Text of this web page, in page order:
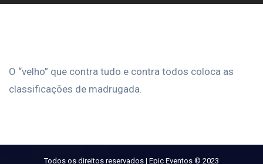
O “velho” que contra tudo e contra todos coloca as
classificações de madrugada.
Todos os direitos reservados | Epic Eventos © 2023